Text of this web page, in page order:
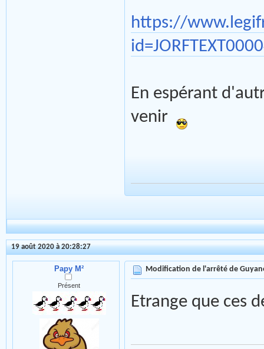
https://
En espérant
venir
19 août 2020 à 20:28:27
Papy M²
Présent
Modification de l'arrêté de
Etrange que ces